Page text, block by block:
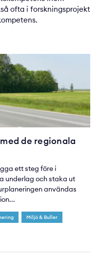
ofta i forskningsprojekt
de regionala
ett steg före i
underlag och staka ut
användas
Miljö & Buller